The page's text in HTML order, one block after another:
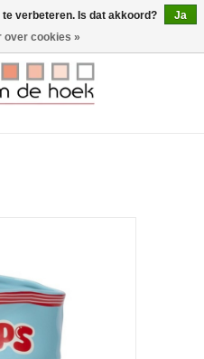
0 Artikelen - €0,00
verbeteren. Is dat akkoord?
Ja
over cookies »